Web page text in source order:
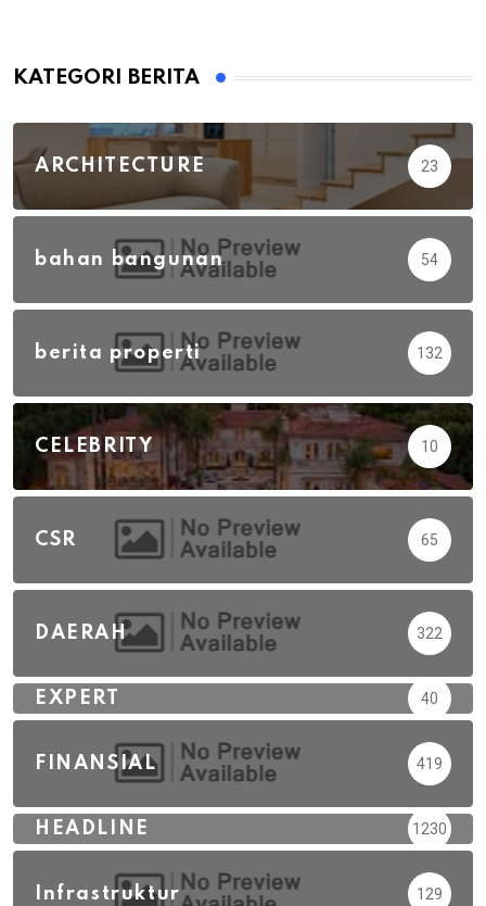
KATEGORI BERITA
ARCHITECTURE 23
bahan bangunan 54
berita properti 132
CELEBRITY 10
CSR 65
DAERAH 322
EXPERT 40
FINANSIAL 419
HEADLINE 1230
Infrastruktur 129